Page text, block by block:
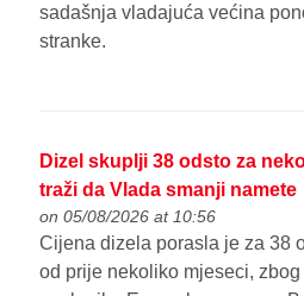
sadašnja vladajuća većina
stranke.
Dizel skuplji 38 odsto za
traži da Vlada smanji namete
on 05/08/2026 at 10:56
Cijena dizela porasla je za 38
od prije nekoliko mjeseci,